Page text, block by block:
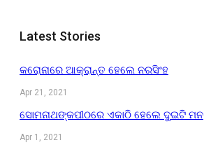
Latest Stories
କରୋନାରେ ଆକ୍ରାନ୍ତ ହେଲେ ନରସିଂହ
Apr 21, 2021
ସୋମନାଥଙ୍କପୀଠରେ ଏକାଠି ହେଲେ ଦୁଇଟି ମନ
Apr 1, 2021